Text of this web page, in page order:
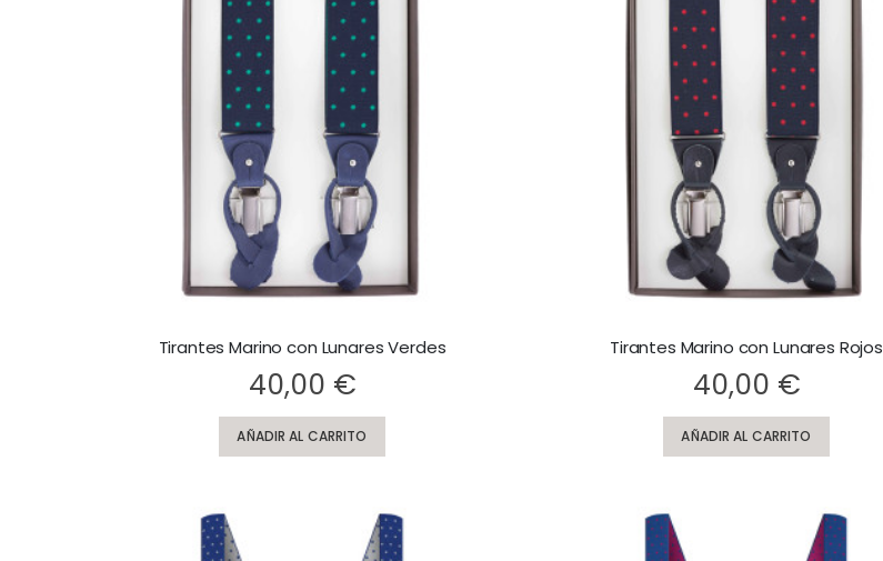
Tirantes Marino con Lunares Verdes
40,00 €
AÑADIR AL CARRITO
Tirantes Marino con Lunares Rojos
40,00 €
AÑADIR AL CARRITO